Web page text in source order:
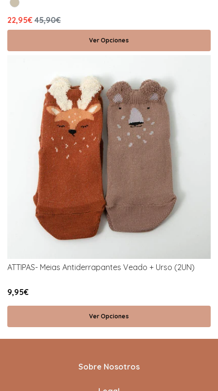
22,95€ 45,90€
Ver Opciones
ATTIPAS- Meias Antiderrapantes Veado + Urso (2UN)
9,95€
Ver Opciones
Sobre Nosotros